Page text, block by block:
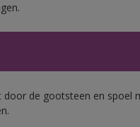
de gootsteen en spoel